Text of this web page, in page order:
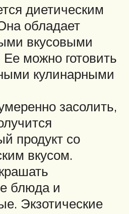
диетическим
обладает
вкусовыми
Ее можно готовить
кулинарными
засолить,
продукт со
вкусом.
блюда и
Экзотические